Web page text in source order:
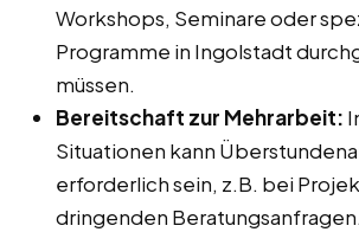
Workshops, Seminare oder
Programme in Ingolstadt
müssen.
Bereitschaft zur Mehrarbeit:
Situationen kann
erforderlich sein, z.B. bei
dringenden Beratungsanfragen.